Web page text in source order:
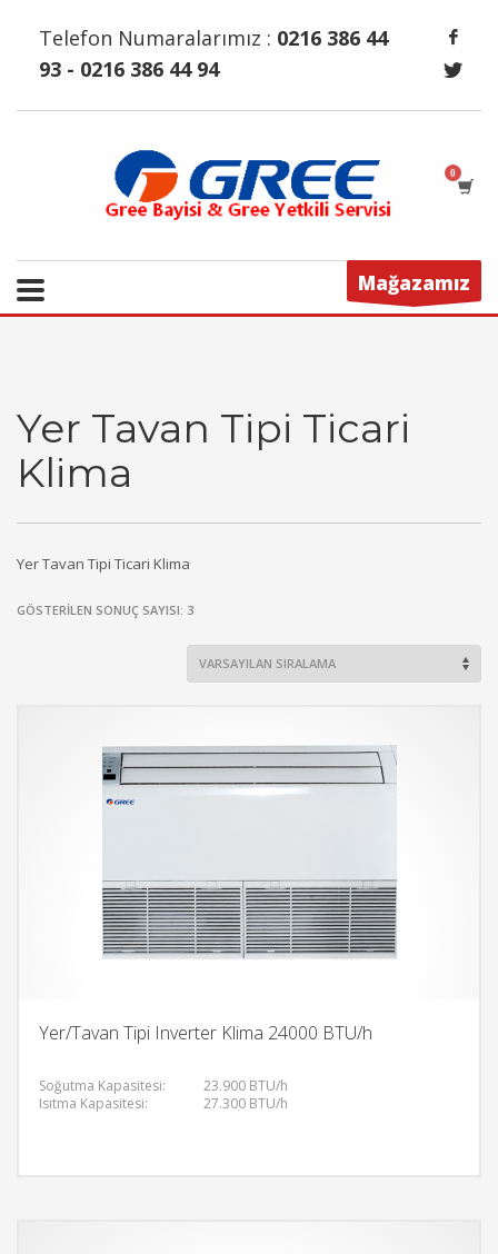
Telefon Numaralarımız : 0216 386 44
93 - 0216 386 44 94
Mağazamız
Yer Tavan Tipi Ticari
Klima
Yer Tavan Tipi Ticari Klima
GÖSTERILEN SONUÇ SAYISI: 3
Yer/Tavan Tipi Inverter Klima 24000 BTU/h
Soğutma Kapasitesi:
23.900 BTU/h
Isıtma Kapasitesi:
27.300 BTU/h